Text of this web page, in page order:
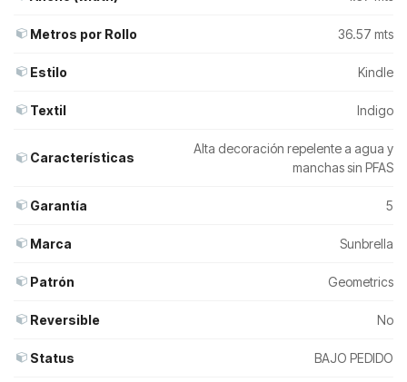
Metros por Rollo 36.57 mts
Estilo Kindle
Textil Indigo
Características
Alta decoración repelente a agua y
manchas sin PFAS
Garantía 5
Marca Sunbrella
Patrón Geometrics
Reversible No
Status BAJO PEDIDO